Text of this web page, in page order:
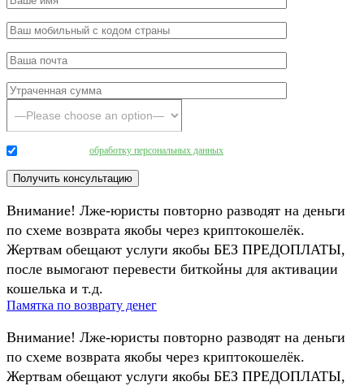
обработку персональных данных
Внимание! Лже-юристы повторно разводят на деньги
по схеме возврата якобы через криптокошелёк.
Жертвам обещают услуги якобы БЕЗ ПРЕДОПЛАТЫ,
после вымогают перевести биткойны для активации
кошелька и т.д.
Памятка по возврату денег
Внимание! Лже-юристы повторно разводят на деньги
по схеме возврата якобы через криптокошелёк.
Жертвам обещают услуги якобы БЕЗ ПРЕДОПЛАТЫ,